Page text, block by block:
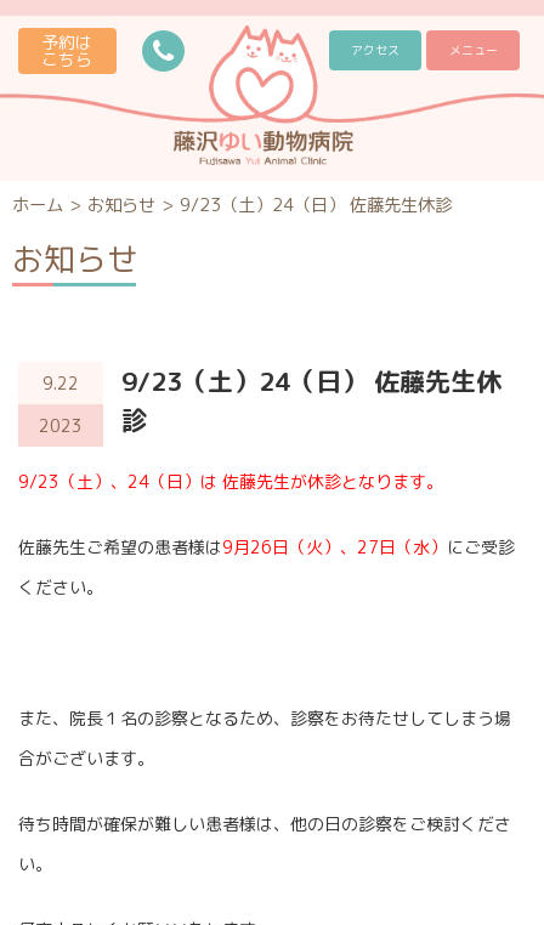
予約は
こちら アクセス メニュー
ホーム > お知らせ > 9/23（土）24（日） 佐藤先生休診
お知らせ
9.22
2023
9/23（土）24（日） 佐藤先生休
診
9/23（土）、24（日）は 佐藤先生が休診となります。
佐藤先生ご希望の患者様は9月26日（火）、27日（水） にご受診
ください。
また、院長１名の診察となるため、診察をお待たせしてしまう場
合がございます。
待ち時間が確保が難しい患者様は、他の日の診察をご検討くださ
い。